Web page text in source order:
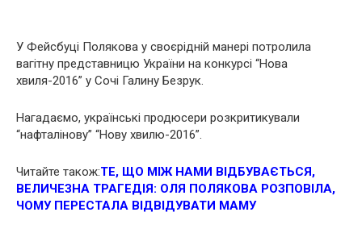
У Фейсбуці Полякова у своєрідній манері потролила
вагітну представницю України на конкурсі “Нова
хвиля-2016” у Сочі Галину Безрук.
Нагадаємо, українські продюсери розкритикували
“нафталінову” “Нову хвилю-2016”.
Читайте також:ТЕ, ЩО МІЖ НАМИ ВІДБУВАЄТЬСЯ,
ВЕЛИЧЕЗНА ТРАГЕДІЯ: ОЛЯ ПОЛЯКОВА РОЗПОВІЛА,
ЧОМУ ПЕРЕСТАЛА ВІДВІДУВАТИ МАМУ